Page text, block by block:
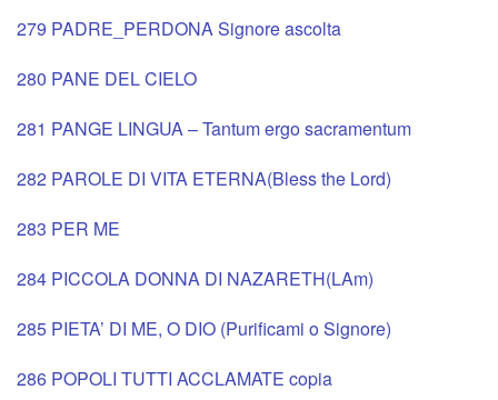
279 PADRE_PERDONA Signore ascolta
280 PANE DEL CIELO
281 PANGE LINGUA – Tantum ergo sacramentum
282 PAROLE DI VITA ETERNA(Bless the Lord)
283 PER ME
284 PICCOLA DONNA DI NAZARETH(LAm)
285 PIETA’ DI ME, O DIO (Purificami o Signore)
286 POPOLI TUTTI ACCLAMATE copia